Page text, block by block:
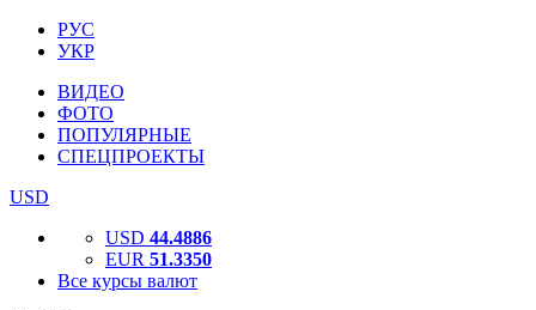
РУС
УКР
ВИДЕО
ФОТО
ПОПУЛЯРНЫЕ
СПЕЦПРОЕКТЫ
USD
USD 44.4886
EUR 51.3350
Все курсы валют